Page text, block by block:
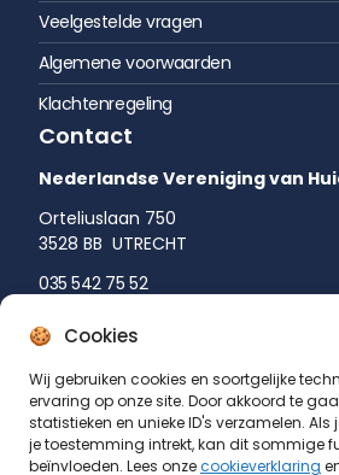
Cookies
Wij gebruiken cookies en soortgelijke
ervaring op onze site. Door akkoord te
statistieken en unieke ID's verzamelen. Als
je toestemming intrekt, kan dit sommige
beïnvloeden. Lees onzecookieverklaring
meer informatie.
Algemene voorwaarden
Klachtenregeling
Contact
Nederlandse Vereniging van
Orteliuslaan 750
035 542 75 52
© Nederlandse Vereniging van
KvK: 40059208
Cookieverklaring